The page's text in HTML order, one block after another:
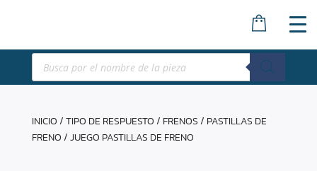
Búsqueda
productos
INICIO/TIPO DE RESPUESTO/ FRENOS/ PASTILLAS DE
FRENO/ JUEGO PASTILLAS DE FRENO